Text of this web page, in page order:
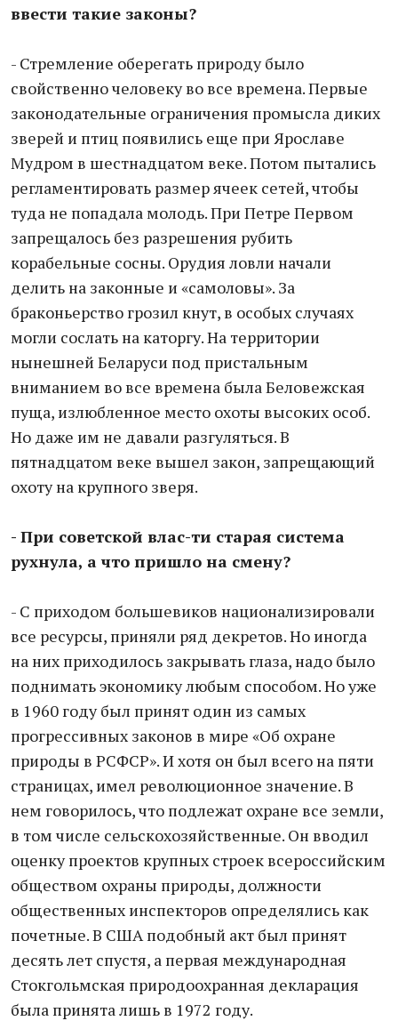
ввести такие законы?
- Стремление оберегать природу было
свойственно человеку во все времена. Первые
законодательные ограничения промысла диких
зверей и птиц появились еще при Ярославе
Мудром в шестнадцатом веке. Потом пытались
регламентировать размер ячеек сетей, чтобы
туда не попадала молодь. При Петре Первом
запрещалось без разрешения рубить
корабельные сосны. Орудия ловли начали
делить на законные и «самоловы». За
браконьерство грозил кнут, в особых случаях
могли сослать на каторгу. На территории
нынешней Беларуси под пристальным
вниманием во все времена была Беловежская
пуща, излюбленное место охоты высоких особ.
Но даже им не давали разгуляться. В
пятнадцатом веке вышел закон, запрещающий
охоту на крупного зверя.
- При советской влас-ти старая система
рухнула, а что пришло на смену?
- С приходом большевиков национализировали
все ресурсы, приняли ряд декретов. Но иногда
на них приходилось закрывать глаза, надо было
поднимать экономику любым способом. Но уже
в 1960 году был принят один из самых
прогрессивных законов в мире «Об охране
природы в РСФСР». И хотя он был всего на пяти
страницах, имел революционное значение. В
нем говорилось, что подлежат охране все земли,
в том числе сельскохозяйственные. Он вводил
оценку проектов крупных строек всероссийским
обществом охраны природы, должности
общественных инспекторов определялись как
почетные. В США подобный акт был принят
десять лет спустя, а первая международная
Стокгольмская природоохранная декларация
была принята лишь в 1972 году.